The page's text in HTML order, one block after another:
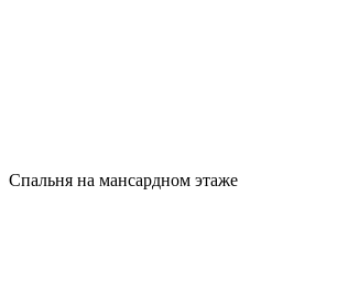
Спальня на мансардном этаже